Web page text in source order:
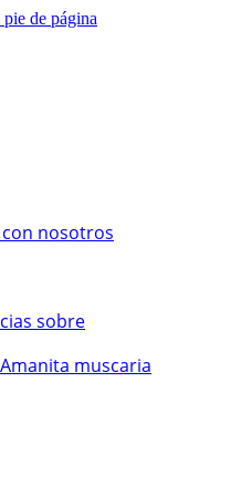
pie de página
nosotros
sobre
muscaria